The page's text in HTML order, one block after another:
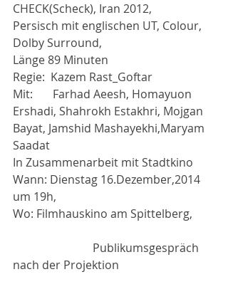
CHECK(Scheck), Iran 2012,
Persisch mit englischen UT, Colour,
Dolby Surround,
Länge 89 Minuten
Regie:  Kazem Rast_Goftar
Mit:       Farhad Aeesh, Homayuon
Ershadi, Shahrokh Estakhri, Mojgan
Bayat, Jamshid Mashayekhi,Maryam
Saadat
In Zusammenarbeit mit Stadtkino
Wann: Dienstag 16.Dezember,2014
um 19h,
Wo: Filmhauskino am Spittelberg,
                            Publikumsgespräch
nach der Projektion